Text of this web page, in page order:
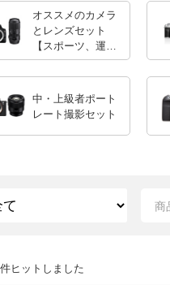
オススメのカメラ
とレンズセット
【スポーツ、運動
会】
中・上級者ポート
レート撮影セット
件ヒットしました